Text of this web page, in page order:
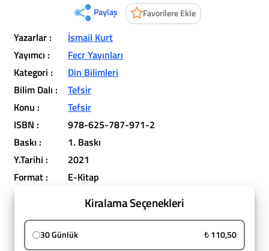
Paylaş Favorilere Ekle
Yazarlar :
İsmail Kurt
Yayımcı :
Fecr Yayınları
Kategori :
Din Bilimleri
Bilim Dalı :
Tefsir
Konu :
Tefsir
ISBN :
978-625-787-971-2
Baskı :
1. Baskı
Y.Tarihi :
2021
Format :
E-Kitap
Kiralama Seçenekleri
30 Günlük ₺ 110,50